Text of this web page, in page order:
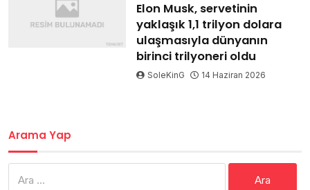
Elon Musk, servetinin
yaklaşık 1,1 trilyon dolara
ulaşmasıyla dünyanın
birinci trilyoneri oldu
SoleKinG 14 Haziran 2026
Arama Yap